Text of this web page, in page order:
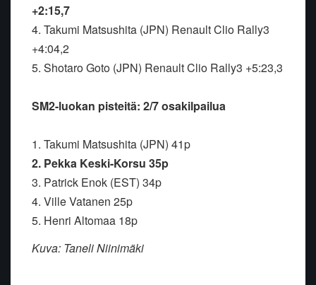
+2:15,7
4. Takumi Matsushita (JPN) Renault Clio Rally3
+4:04,2
5. Shotaro Goto (JPN) Renault Clio Rally3 +5:23,3
SM2-luokan pisteitä: 2/7 osakilpailua
1. Takumi Matsushita (JPN) 41p
2. Pekka Keski-Korsu 35p
3. Patrick Enok (EST) 34p
4. Ville Vatanen 25p
5. Henri Altomaa 18p
Kuva: Taneli Niinimäki